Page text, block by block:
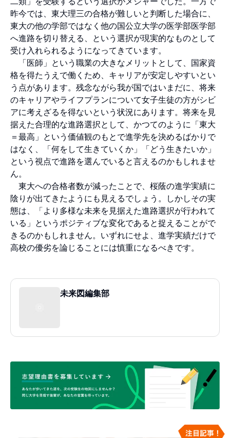
昨今では、東大理三の合格が難しいと判断した場合に、
東大の他の学部ではなく他の国公立大学の医学部医学部
へ進路を切り替える、という選択が現実的なものとして
受け入れられるようになってきています。
「医師」という職業の大きなメリットとして、国家資
格を得たうえで働くため、キャリアが安定しやすいとい
う点があります。残念ながら我が国ではいまだに、将来
のキャリアやライフプランについて女子生徒の方がシビ
アに考えざるを得ないという状況にあります。将来を見
据えた合理的な進路選択として、かつてのように「東大
＝最高」という価値観のもとで進学先を決めるばかりで
はなく、「何をして生きていくか」「どう生きたいか」
という視点で進路を選んでいると言えるのかもしれませ
ん。
東大への合格者数が減ったことで、桜蔭の進学実績に
陰りが出てきたようにも見えるでしょう。しかしその実
態は、「より多様な未来を見据えた進路選択が行われて
いる」というポジティブな変化であると捉えることがで
きるのかもしれません。いずれにせよ、進学実績だけで
高校の優劣を論じることには慎重になるべきです。
未来図編集部